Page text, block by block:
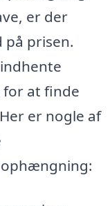
er der
prisen.
at finde
er nogle af